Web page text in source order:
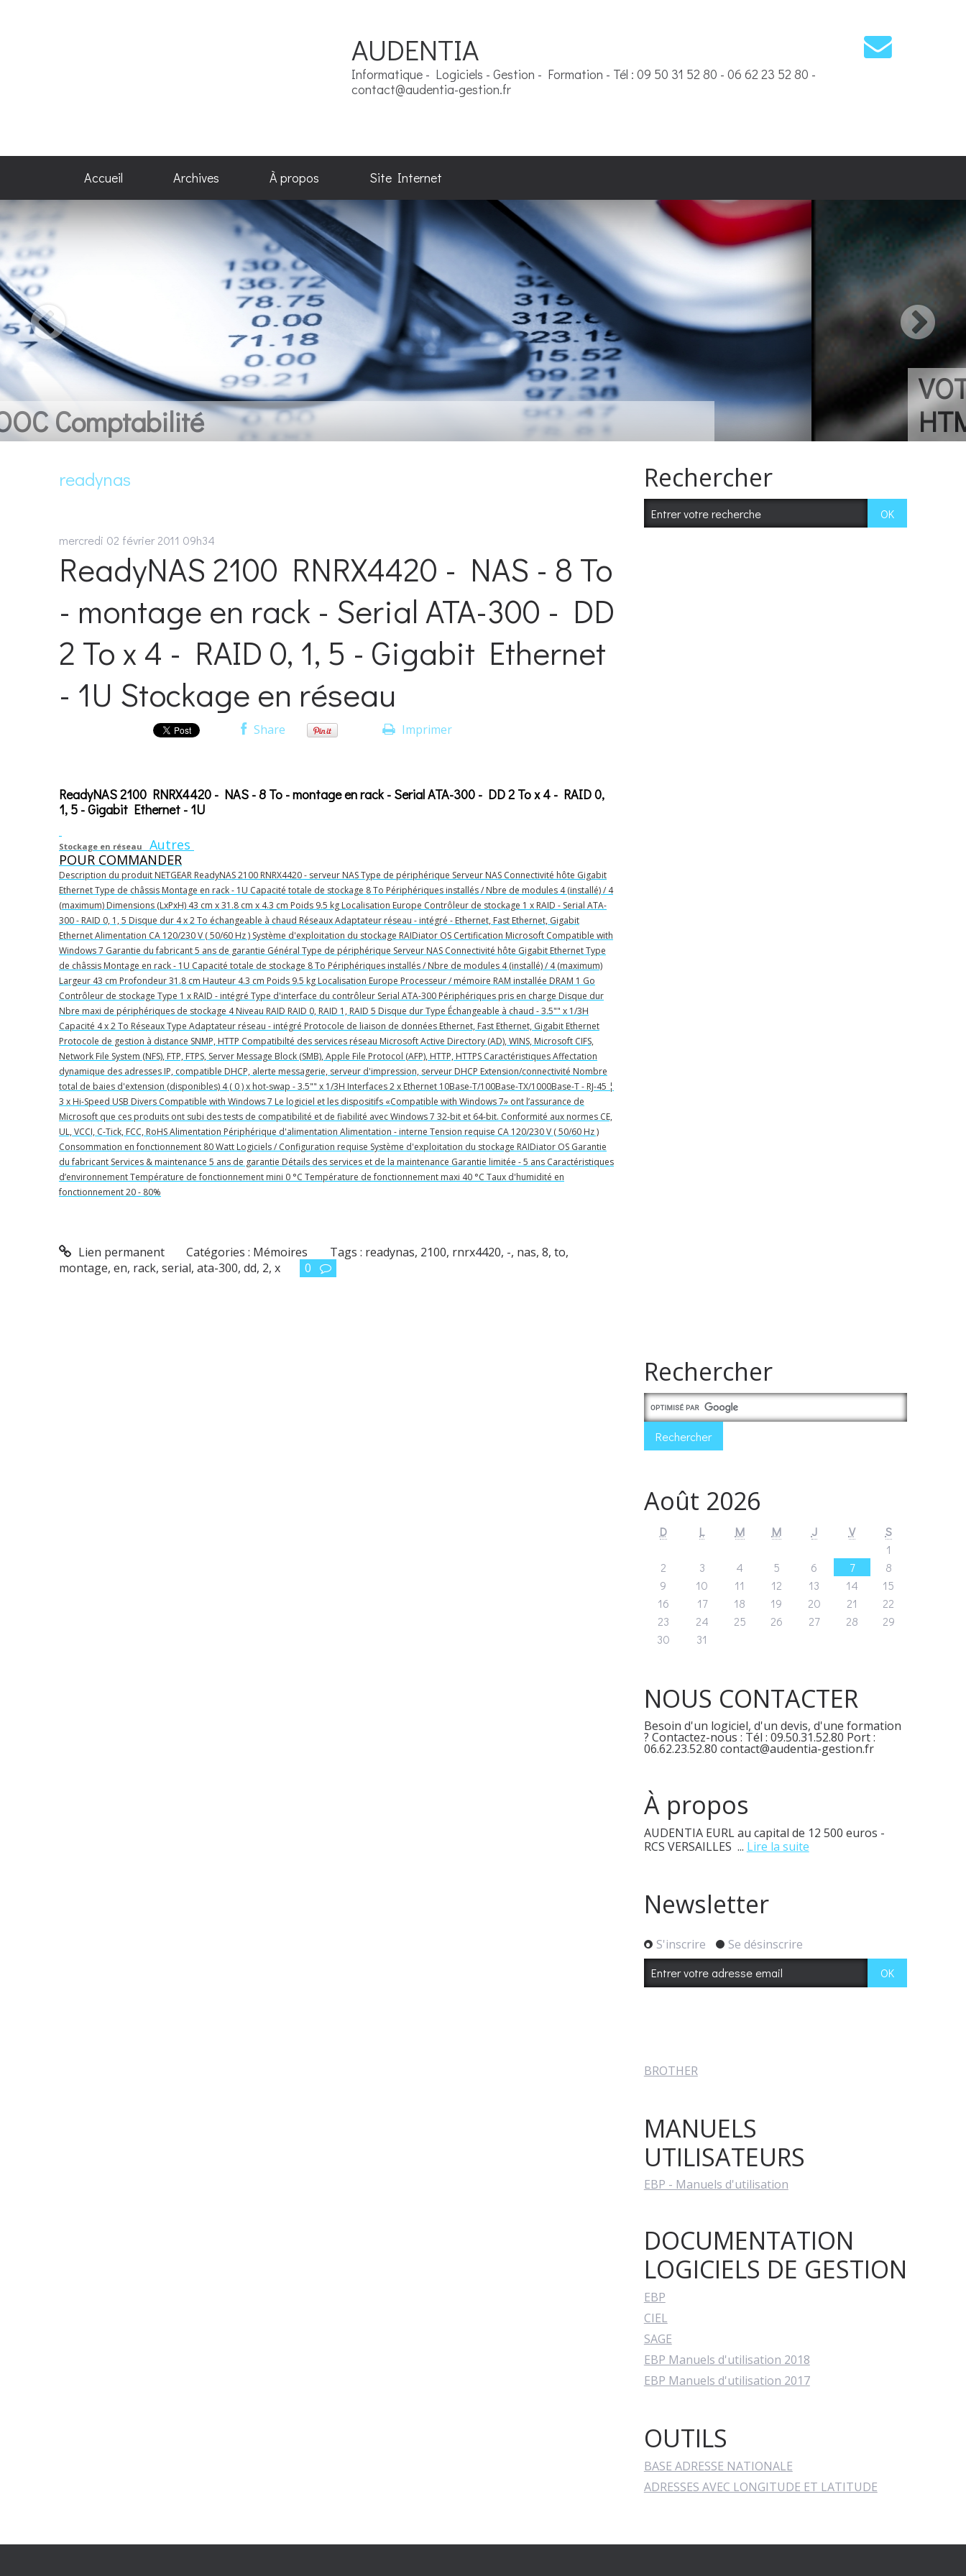
AUDENTIA
Informatique - Logiciels - Gestion - Formation - Tél : 09 50 31 52 80 - 06 62 23 52 80 -
contact@audentia-gestion.fr
Accueil Archives À propos Site Internet
VOTRE IDEE. VOTRE SITE WEB. Sur tous les appareils sans
HTML
readynas
mercredi 02 février 2011 09h34
ReadyNAS 2100 RNRX4420 - NAS - 8 To
- montage en rack - Serial ATA-300 - DD
2 To x 4 - RAID 0, 1, 5 - Gigabit Ethernet
- 1U Stockage en réseau
Share Imprimer
ReadyNAS 2100 RNRX4420 - NAS - 8 To - montage en rack - Serial ATA-300 - DD 2 To x 4 - RAID 0,
1, 5 - Gigabit Ethernet - 1U
Stockage en réseau
Autres
POUR COMMANDER
Description du produit NETGEAR ReadyNAS 2100 RNRX4420 - serveur NAS Type de périphérique Serveur NAS Connectivité hôte Gigabit
Ethernet Type de châssis Montage en rack - 1U Capacité totale de stockage 8 To Périphériques installés / Nbre de modules 4 (installé) / 4
(maximum) Dimensions (LxPxH) 43 cm x 31.8 cm x 4.3 cm Poids 9.5 kg Localisation Europe Contrôleur de stockage 1 x RAID - Serial ATA-
300 - RAID 0, 1, 5 Disque dur 4 x 2 To échangeable à chaud Réseaux Adaptateur réseau - intégré - Ethernet, Fast Ethernet, Gigabit
Ethernet Alimentation CA 120/230 V ( 50/60 Hz ) Système d'exploitation du stockage RAIDiator OS Certification Microsoft Compatible with
Windows 7 Garantie du fabricant 5 ans de garantie Général Type de périphérique Serveur NAS Connectivité hôte Gigabit Ethernet Type
de châssis Montage en rack - 1U Capacité totale de stockage 8 To Périphériques installés / Nbre de modules 4 (installé) / 4 (maximum)
Largeur 43 cm Profondeur 31.8 cm Hauteur 4.3 cm Poids 9.5 kg Localisation Europe Processeur / mémoire RAM installée DRAM 1 Go
Contrôleur de stockage Type 1 x RAID - intégré Type d'interface du contrôleur Serial ATA-300 Périphériques pris en charge Disque dur
Nbre maxi de périphériques de stockage 4 Niveau RAID RAID 0, RAID 1, RAID 5 Disque dur Type Échangeable à chaud - 3.5"" x 1/3H
Capacité 4 x 2 To Réseaux Type Adaptateur réseau - intégré Protocole de liaison de données Ethernet, Fast Ethernet, Gigabit Ethernet
Protocole de gestion à distance SNMP, HTTP Compatibilté des services réseau Microsoft Active Directory (AD), WINS, Microsoft CIFS,
Network File System (NFS), FTP, FTPS, Server Message Block (SMB), Apple File Protocol (AFP), HTTP, HTTPS Caractéristiques Affectation
dynamique des adresses IP, compatible DHCP, alerte messagerie, serveur d'impression, serveur DHCP Extension/connectivité Nombre
total de baies d'extension (disponibles) 4 ( 0 ) x hot-swap - 3.5"" x 1/3H Interfaces 2 x Ethernet 10Base-T/100Base-TX/1000Base-T - RJ-45 ¦
3 x Hi-Speed USB Divers Compatible with Windows 7 Le logiciel et les dispositifs «Compatible with Windows 7» ont l’assurance de
Microsoft que ces produits ont subi des tests de compatibilité et de fiabilité avec Windows 7 32-bit et 64-bit. Conformité aux normes CE,
UL, VCCI, C-Tick, FCC, RoHS Alimentation Périphérique d'alimentation Alimentation - interne Tension requise CA 120/230 V ( 50/60 Hz )
Consommation en fonctionnement 80 Watt Logiciels / Configuration requise Système d'exploitation du stockage RAIDiator OS Garantie
du fabricant Services & maintenance 5 ans de garantie Détails des services et de la maintenance Garantie limitée - 5 ans Caractéristiques
d’environnement Température de fonctionnement mini 0 °C Température de fonctionnement maxi 40 °C Taux d'humidité en
fonctionnement 20 - 80%
Lien permanent Catégories : Mémoires Tags : readynas, 2100, rnrx4420, -, nas,8,to,
montage, en, rack, serial, ata-300, dd, 2, x 0
Rechercher
Rechercher
Août 2026
D L M M J V
S
1
2
3 4 5 6 7
8
9
10 11 12 13 14
15
16
17 18 19 20 21
22
23
24 25 26 27 28
29
30
31
NOUS CONTACTER
Besoin d'un logiciel, d'un devis, d'une formation
? Contactez-nous : Tél : 09.50.31.52.80 Port :
06.62.23.52.80 contact@audentia-gestion.fr
À propos
AUDENTIA EURL au capital de 12 500 euros -
RCS VERSAILLES ... Lire la suite
Newsletter
S'inscrire Se désinscrire
BROTHER
MANUELS
UTILISATEURS
EBP - Manuels d'utilisation
DOCUMENTATION
LOGICIELS DE GESTION
EBP
CIEL
SAGE
EBP Manuels d'utilisation 2018
EBP Manuels d'utilisation 2017
OUTILS
BASE ADRESSE NATIONALE
ADRESSES AVEC LONGITUDE ET LATITUDE